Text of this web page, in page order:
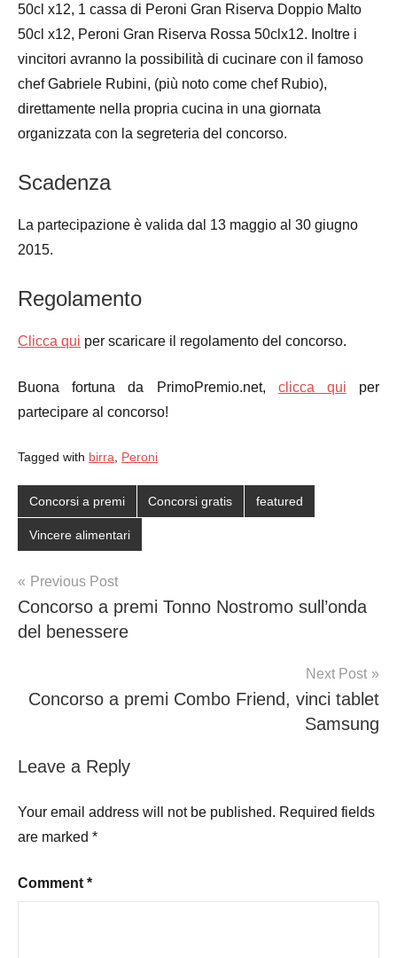
50cl x12, 1 cassa di Peroni Gran Riserva Doppio Malto
50cl x12, Peroni Gran Riserva Rossa 50clx12. Inoltre i
vincitori avranno la possibilità di cucinare con il famoso
chef Gabriele Rubini, (più noto come chef Rubio),
direttamente nella propria cucina in una giornata
organizzata con la segreteria del concorso.
Scadenza
La partecipazione è valida dal 13 maggio al 30 giugno
2015.
Regolamento
Clicca qui per scaricare il regolamento del concorso.
Buona fortuna da PrimoPremio.net, clicca qui per
partecipare al concorso!
Tagged with birra Peroni
Concorsi a premi Concorsi gratis featured
Vincere alimentari
Post
navigation
Previous Post
Concorso a premi Tonno Nostromo sull’onda
del benessere
Next Post
Concorso a premi Combo Friend, vinci tablet
Samsung
Leave a Reply
Your email address will not be published. Required fields
are marked *
Comment *